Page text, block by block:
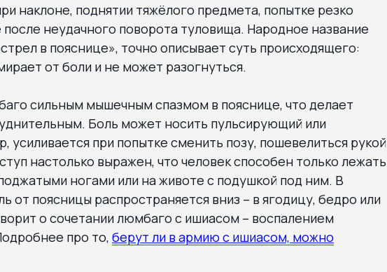
наклоне, поднятии тяжёлого предмета, попытке резко
неудачного поворота туловища. Народное название
в пояснице», точно описывает суть происходящего:
от боли и не может разогнуться.
сильным мышечным спазмом в пояснице, что делает
Боль может носить пульсирующий или
усиливается при попытке сменить позу, пошевелиться рукой
настолько выражен, что человек способен только лежать
ногами или на животе с подушкой под ним. В
от поясницы распространяется вниз – в ягодицу, бедро или
о сочетании люмбаго с ишиасом – воспалением
про то, берут ли в армию с ишиасом, можно